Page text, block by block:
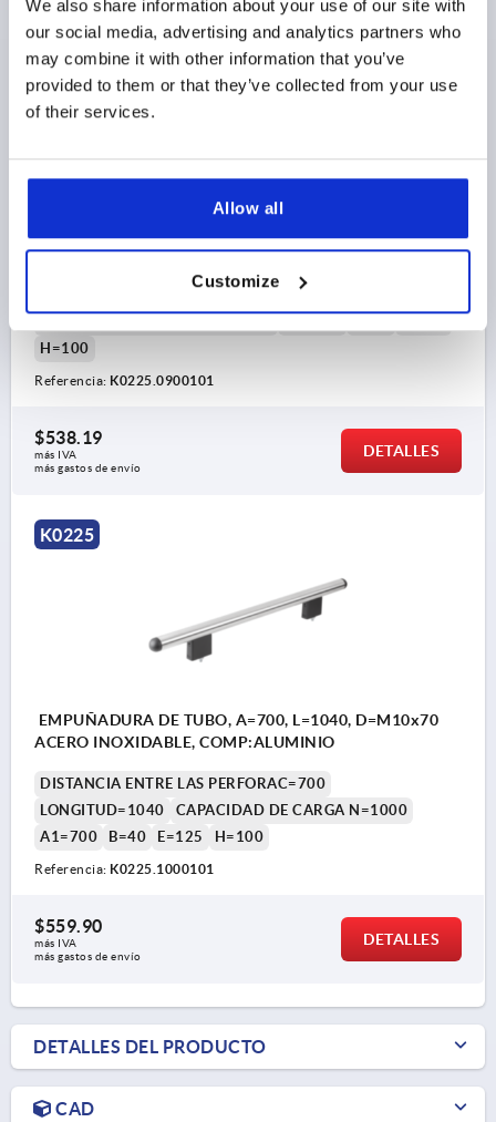
We also share information about your use of our site with
our social media, advertising and analytics partners who
may combine it with other information that you’ve
provided to them or that they’ve collected from your use
of their services.
Allow all
Customize
ACERO INOXIDABLE, COMP:ALUMINIO
DISTANCIA ENTRE LAS PERFORAC=600
H=100
Referencia: K0225.0900101
$538.19
más IVA
más gastos de envío
DETALLES
K0225
EMPUÑADURA DE TUBO, A=700, L=1040, D=M10x70
ACERO INOXIDABLE, COMP:ALUMINIO
DISTANCIA ENTRE LAS PERFORAC=700
LONGITUD=1040
CAPACIDAD DE CARGA N=1000
A1=700
B=40 E=125 H=100
Referencia: K0225.1000101
$559.90
más IVA
más gastos de envío
DETALLES
DETALLES DEL PRODUCTO
CAD